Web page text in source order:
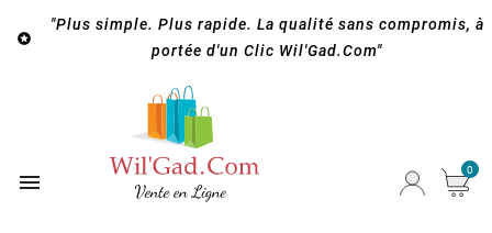

"Plus simple. Plus rapide. La qualité sans compromis, à
portée d'un Clic Wil'Gad.Com"
 0